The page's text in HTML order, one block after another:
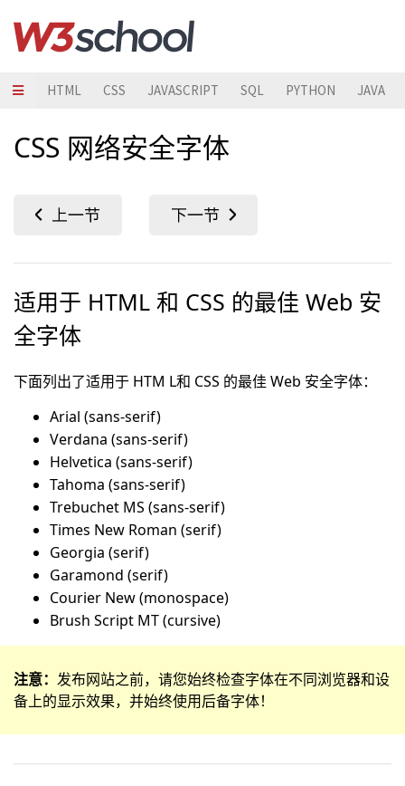
HTML CSS JAVASCRIPT SQL PYTHON JAVA
CSS 网络安全字体
适用于 HTML 和 CSS 的最佳 Web 安
全字体
下面列出了适用于 HTM L和 CSS 的最佳 Web 安全字体：
Arial (sans-serif)
Verdana (sans-serif)
Helvetica (sans-serif)
Tahoma (sans-serif)
Trebuchet MS (sans-serif)
Times New Roman (serif)
Georgia (serif)
Garamond (serif)
Courier New (monospace)
Brush Script MT (cursive)
注意： 发布网站之前，请您始终检查字体在不同浏览器和设
备上的显示效果，并始终使用后备字体！